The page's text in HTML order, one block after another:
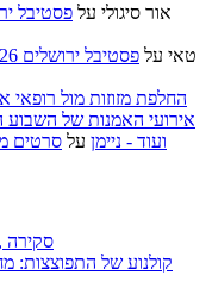
אור סיגולי על
טאי על
אירועי האמנות של
ועוד - ניימן על סרטים
״בוסית בהפרעה״ (I Want Your Sex), סקירה
קולנוע של התפוצצות: